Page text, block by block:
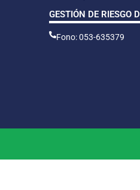
GESTIÓN DE RIESGO
Fono: 053-635379